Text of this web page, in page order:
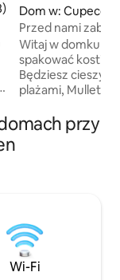
4,94 na 5,
Dom w: Cupecoy
Przed nami
You Cupecoy
Witaj w domku
spakować
Będziesz cieszyć
plażami, Mullet
zachodami
najlepszych
dostępem do
na świeżym
garażu i
zapewnić sobie
przy
Wi-Fi